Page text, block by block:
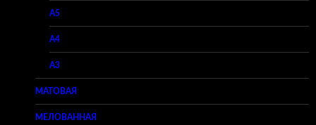
A5
A4
A3
МАТОВАЯ
МЕЛОВАННАЯ